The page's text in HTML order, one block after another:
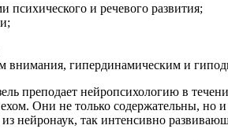
психического и речевого развития;
внимания, гипердинамическим и
преподает нейропсихологию в
Они не только содержательны, но и
нейронаук, так интенсивно